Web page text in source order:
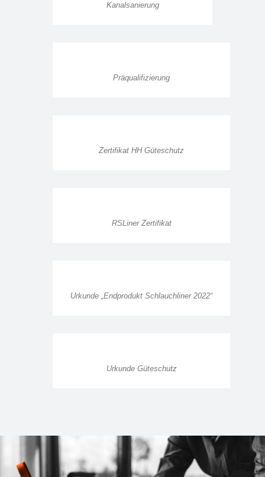
Kanalsanierung
Präqualifizierung
Zertifikat HH Güteschutz
RSLiner Zertifikat
Urkunde „Endprodukt Schlauchliner 2022“
Urkunde Güteschutz